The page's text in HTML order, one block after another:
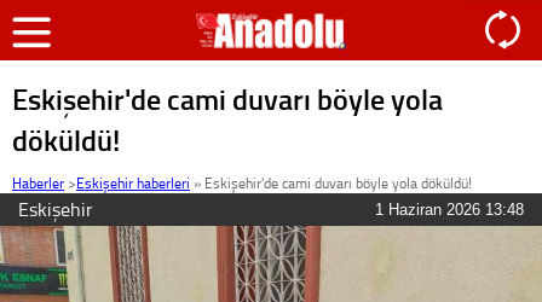
Eskişehir'de cami duvarı böyle yola
döküldü!
Haberler >Eskişehir haberleri » Eskişehir'de cami duvarı böyle yola döküldü!
Eskişehir 1 Haziran 2026 13:48